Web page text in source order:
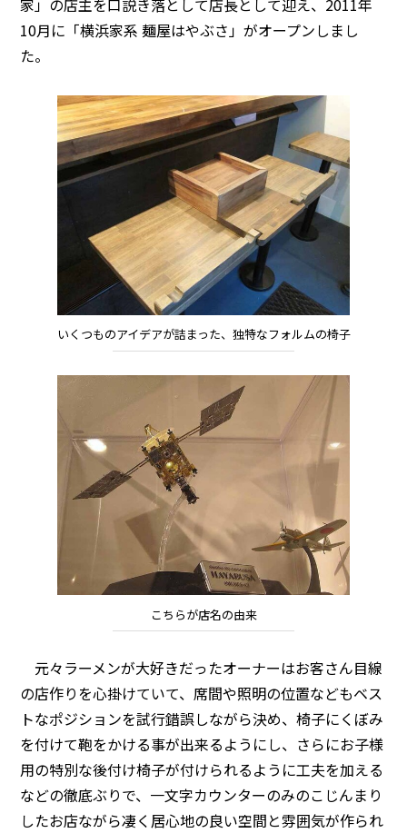
家」の店主を口説き落として店長として迎え、2011年
10月に「横浜家系 麺屋はやぶさ」がオープンしまし
た。
いくつものアイデアが詰まった、独特なフォルムの椅子
こちらが店名の由来
元々ラーメンが大好きだったオーナーはお客さん目線
の店作りを心掛けていて、席間や照明の位置などもベス
トなポジションを試行錯誤しながら決め、椅子にくぼみ
を付けて鞄をかける事が出来るようにし、さらにお子様
用の特別な後付け椅子が付けられるように工夫を加える
などの徹底ぶりで、一文字カウンターのみのこじんまり
したお店ながら凄く居心地の良い空間と雰囲気が作られ